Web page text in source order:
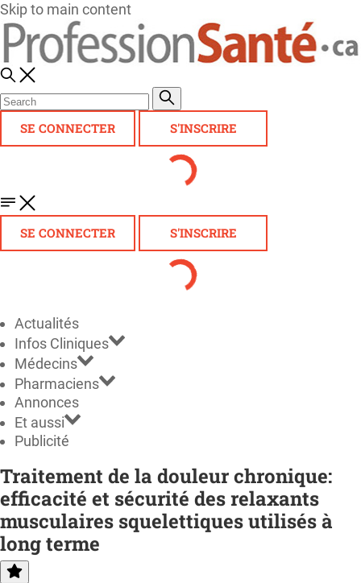
Skip to main content
SE CONNECTER S'INSCRIRE
SE CONNECTER S'INSCRIRE
Actualités
Infos Cliniques
Médecins
Pharmaciens
Annonces
Et aussi
Publicité
Traitement de la douleur chronique:
efficacité et sécurité des relaxants
musculaires squelettiques utilisés à
long terme